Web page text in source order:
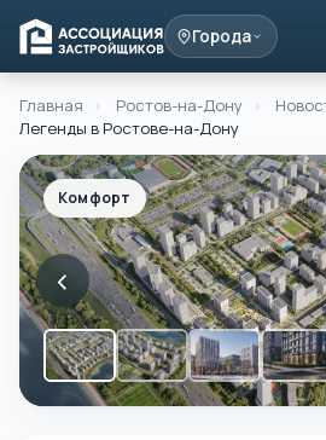
Города
Главная › Ростов-на-Дону ›
Легенды в Ростове-на-Дону
Комфорт
‹